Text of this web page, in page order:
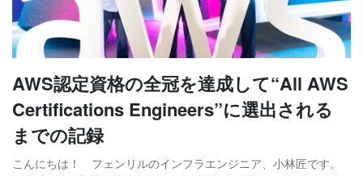
AWS認定資格の全冠を達成して“All AWS
Certifications Engineers”に選出される
までの記録
こんにちは！ フェンリルのインフラエンジニア、小林匠です。